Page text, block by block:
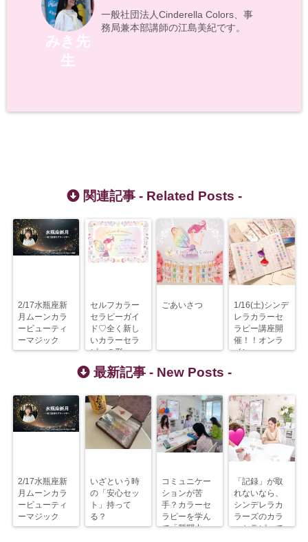
みき先
生
一般社団法人Cinderella Colors、事
務局兼本部講師の江島美紀です。
関連記事 - Related Posts -
2/17水瓶座新
月ムーンカラ
ービューティ
ーマジック
セルフカラー
セラピーガイ
ド♡全く新し
いカラーセラ
ピーの形
ごあいさつ
1/16(土)シンデ
レラカラーセ
ラピー講座開
催！！オンラ
インzoom
最新記事 - New Posts -
2/17水瓶座新
月ムーンカラ
ービューティ
ーマジック
いざという時
の「安心セッ
ト」持って
る？
コミュニケー
ションが苦
手？カラーセ
ラピーを学ん
で「質問力」
「記録」が取
れないなら、
シンデレラカ
ラーズのカラ
ーセラピーで